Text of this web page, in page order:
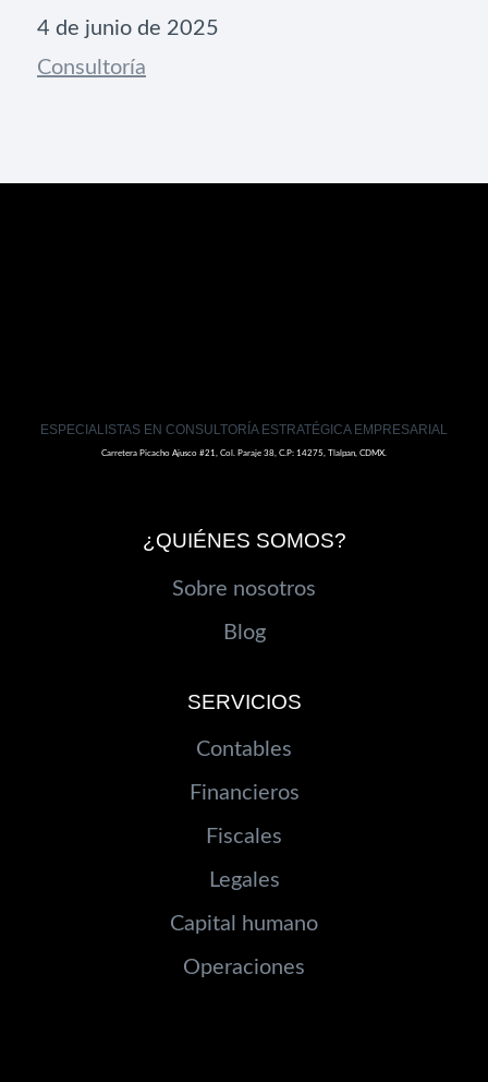
Fecha
4 de junio de 2025
Respecto a
Consultoría
ESPECIALISTAS EN CONSULTORÍA ESTRATÉGICA EMPRESARIAL
Carretera Picacho Ajusco #21, Col. Paraje 38, C.P: 14275, Tlalpan, CDMX.
¿QUIÉNES SOMOS?
Sobre nosotros
Blog
SERVICIOS
Contables
Financieros
Fiscales
Legales
Capital humano
Operaciones